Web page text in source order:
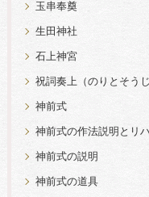
玉串奉奠
生田神社
石上神宮
祝詞奏上（のりとそうじ
神前式
神前式の作法説明とリ
神前式の説明
神前式の道具